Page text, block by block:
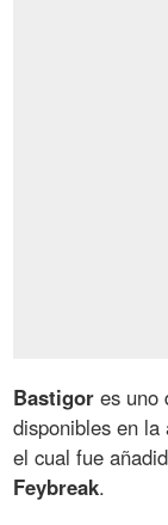
Bastigor es uno
disponibles en
el cual fue
Feybreak.